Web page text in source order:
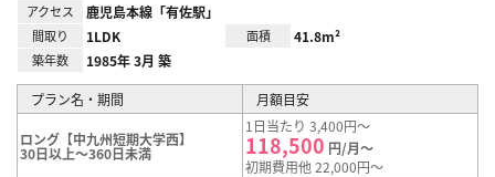
アクセス 鹿児島本線「有佐駅」
間取り 1LDK 面積 41.8m²
築年数 1985年 3月 築
プラン名・期間 月額目安
ロング【中九州短期大学西】
30日以上～360日未満
1日当たり 3,400円～
118,500 円/月～
初期費用他 22,000円～